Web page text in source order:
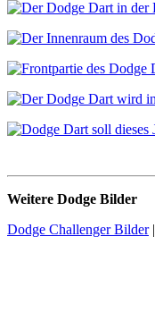
Weitere Dodge Bilder
Dodge Challenger Bilder|